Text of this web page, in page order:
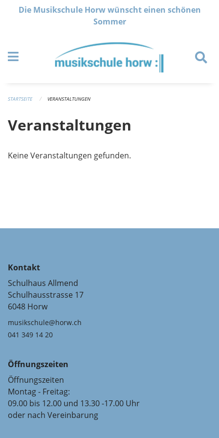
Navigation überspringen
Die Musikschule Horw wünscht einen schönen
Sommer
STARTSEITE VERANSTALTUNGEN
Veranstaltungen
Keine Veranstaltungen gefunden.
Kontakt
Schulhaus Allmend
Schulhausstrasse 17
6048 Horw
musikschule@horw.ch
041 349 14 20
Öffnungszeiten
Öffnungszeiten
Montag - Freitag:
09.00 bis 12.00 und 13.30 -17.00 Uhr
oder nach Vereinbarung